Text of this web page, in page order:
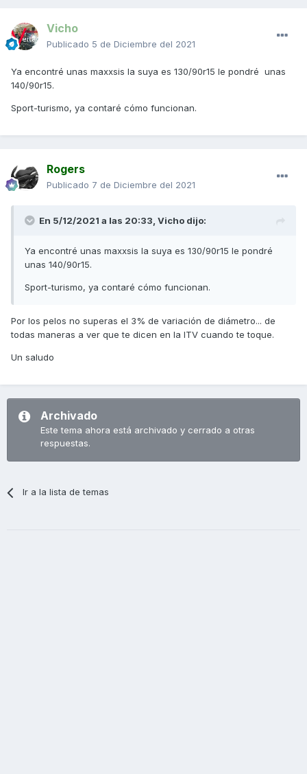
Vicho
Publicado 5 de Diciembre del 2021
Ya encontré unas maxxsis la suya es 130/90r15 le pondré unas
140/90r15.
Sport-turismo, ya contaré cómo funcionan.
Rogers
Publicado 7 de Diciembre del 2021
En 5/12/2021 a las 20:33, Vicho dijo:
Ya encontré unas maxxsis la suya es 130/90r15 le pondré
unas 140/90r15.
Sport-turismo, ya contaré cómo funcionan.
Por los pelos no superas el 3% de variación de diámetro... de
todas maneras a ver que te dicen en la ITV cuando te toque.
Un saludo
Archivado
Este tema ahora está archivado y cerrado a otras
respuestas.
Ir a la lista de temas